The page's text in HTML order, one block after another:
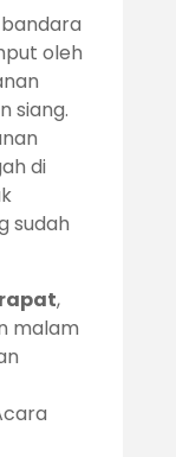
oleh
siang.
di
sudah
,
malam